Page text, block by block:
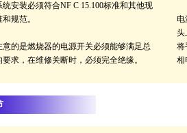
统安装必须符合NF C 15.100标准和其他现
规范。
意的是燃烧器的电源开关必须能够满足总
要求，在维修关断时，必须完全绝缘。
电
头
将
相